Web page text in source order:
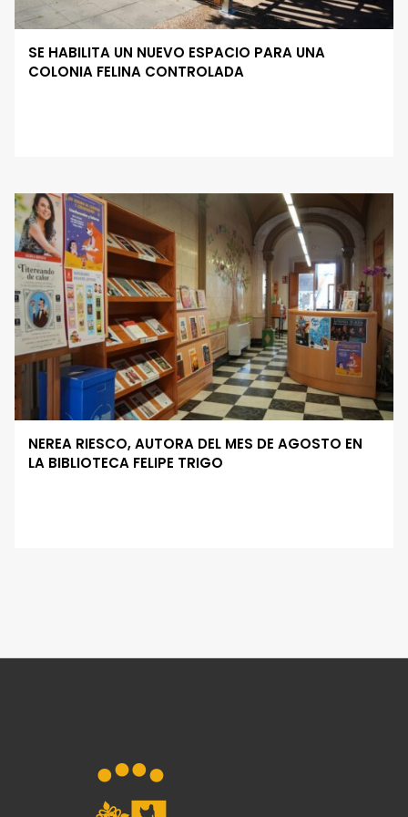
SE HABILITA UN NUEVO ESPACIO PARA UNA
COLONIA FELINA CONTROLADA
NEREA RIESCO, AUTORA DEL MES DE AGOSTO EN
LA BIBLIOTECA FELIPE TRIGO